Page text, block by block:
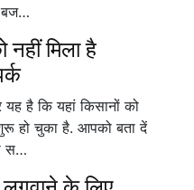
बज…
नहीं मिला है
है कि यहां किसानों को
हो चुका है. आपको बता दें
स…